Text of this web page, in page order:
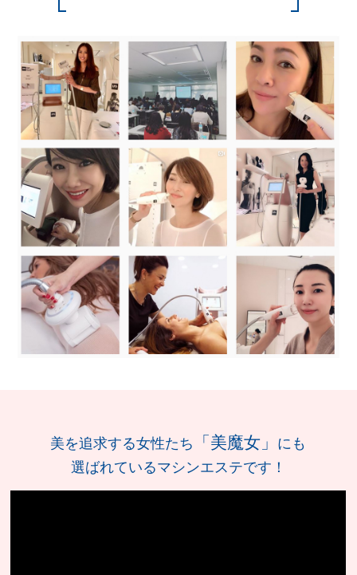
美を追求する女性たち 「美魔女」
にも
選ばれているマシンエステです！